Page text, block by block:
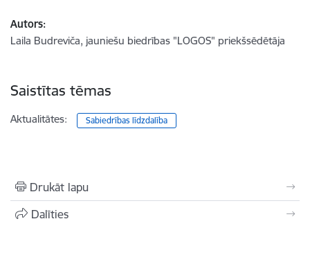
Autors:
Laila Budreviča, jauniešu biedrības "LOGOS" priekšsēdētāja
Saistītas tēmas
Aktualitātes: Sabiedrības līdzdalība
Drukāt lapu
Dalīties